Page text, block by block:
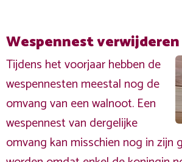
Wespennest verwijderen
Tijdens het voorjaar hebben de
wespennesten meestal nog de
omvang van een walnoot. Een
wespennest van dergelijke
omvang kan misschien nog in zijn